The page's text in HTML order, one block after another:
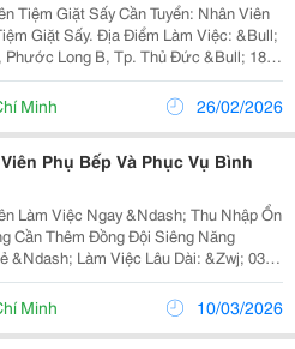
Sấy Cần Tuyển: Nhân Viên
Điểm Làm Việc: &Bull;
Long B, Tp. Thủ Đức &Bull; 180
Tp. Thủ Đức Thời Gian: Làm
Ngày (Trao Đổi Khi...
Minh 26/02/2026
Phụ Bếp Và Phục Vụ Bình
Làm Việc Ngay &Ndash; Thu Nhập Ổn
Làm Việc Lâu Dài: &Zwj; 03
&Bull; Biết Sơ Về Bếp Là Lợi Thế &Bull; Làm...
Minh 10/03/2026